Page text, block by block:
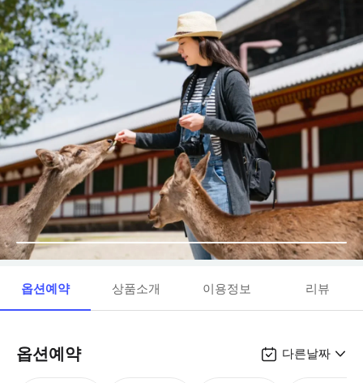
옵션예약 상품소개 이용정보 리뷰
옵션예약 다른날짜